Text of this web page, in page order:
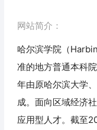
网站简介：
哈尔滨学院（
准的地方普通本科
年由原哈尔滨大学
成。面向区域经济
应用型人才。截至